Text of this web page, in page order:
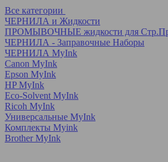
Все категории
ЧЕРНИЛА и Жидкости
ПРОМЫВОЧНЫЕ жидкости для
ЧЕРНИЛА - Заправочные Наборы
ЧЕРНИЛА MyInk
Canon MyInk
Epson MyInk
HP MyInk
Eco-Solvent MyInk
Ricoh MyInk
Универсальные MyInk
Комплекты Myink
Brother MyInk